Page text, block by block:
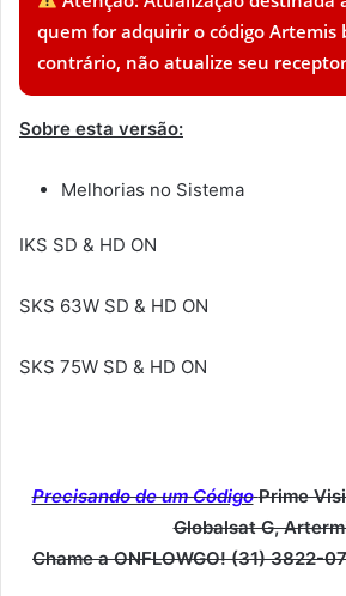
quem for adquirir o código Artemis
contrário, não atualize seu
Sobre esta versão:
Melhorias no Sistema
IKS SD & HD ON
SKS 63W SD & HD ON
SKS 75W SD & HD ON
Precisando de um Código Prime
Globalsat G,
Chame a ONFLOWGO! (31) 3822-